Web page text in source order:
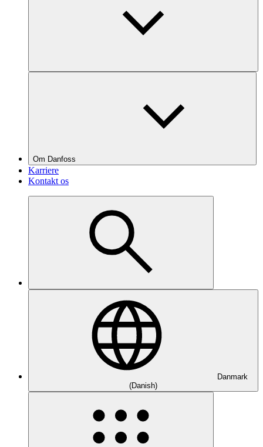
Om Danfoss
Karriere
Kontakt os
Danmark
(Danish)